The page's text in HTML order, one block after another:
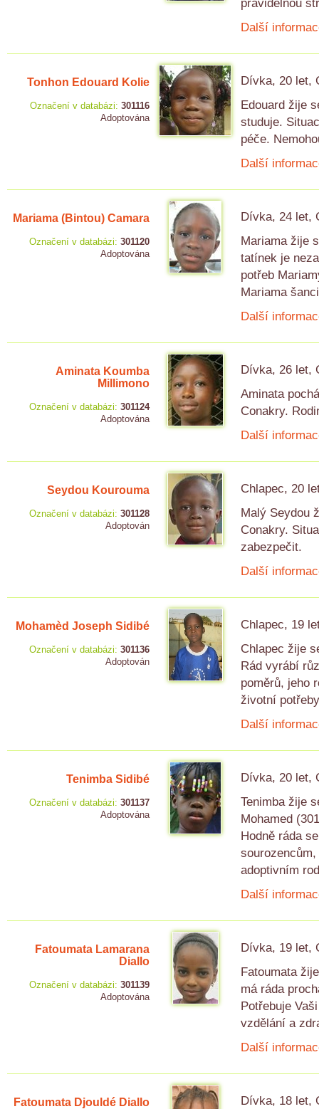
pravidelnou
Další
Tonhon Edouard Kolie
Označení v databázi: 301116
Adoptována
Dívka, 20 let,
Edouard žije
studuje.
péče.
Další
Mariama (Bintou) Camara
Označení v databázi: 301120
Adoptována
Dívka, 24 let,
Mariama žije
tatínek je
potřeb
Mariama
Další
Aminata Koumba
Millimono
Označení v databázi: 301124
Adoptována
Dívka, 26 let,
Aminata
Conakry.
Další
Seydou Kourouma
Označení v databázi: 301128
Adoptován
Chlapec, 20
Malý Seydou
Conakry.
zabezpečit.
Další
Mohamèd Joseph Sidibé
Označení v databázi: 301136
Adoptován
Chlapec, 19
Chlapec žije
Rád vyrábí
poměrů, jeho
životní
Další
Tenimba Sidibé
Označení v databázi: 301137
Adoptována
Dívka, 20 let,
Tenimba žije
Mohamed
Hodně ráda
adoptivním
Další
Fatoumata Lamarana
Diallo
Označení v databázi: 301139
Adoptována
Dívka, 19 let,
Fatoumata
má ráda
Potřebuje
vzdělání a
Další
Fatoumata Djouldé Diallo
Dívka, 18 let,